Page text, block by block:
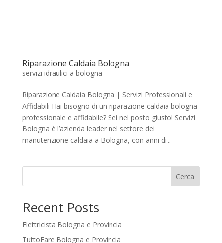
Riparazione Caldaia Bologna
servizi idraulici a bologna
Riparazione Caldaia Bologna | Servizi Professionali e
Affidabili Hai bisogno di un riparazione caldaia bologna
professionale e affidabile? Sei nel posto giusto! Servizi
Bologna è l’azienda leader nel settore dei
manutenzione caldaia a Bologna, con anni di...
Cerca
Recent Posts
Elettricista Bologna e Provincia
TuttoFare Bologna e Provincia